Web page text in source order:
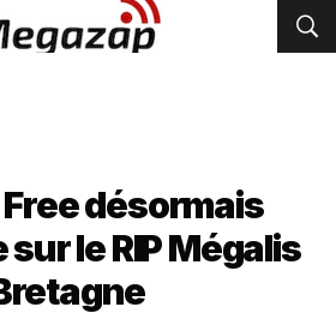
Free désormais
le RIP Mégalis